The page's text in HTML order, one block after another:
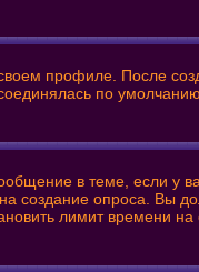
профиле. После
по
в теме,
создание опроса. Вы
лимит времени